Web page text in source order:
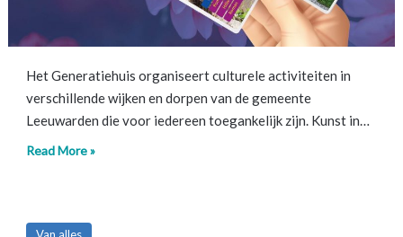
Het Generatiehuis organiseert culturele activiteiten in
verschillende wijken en dorpen van de gemeente
Leeuwarden die voor iedereen toegankelijk zijn. Kunst in…
Read More »